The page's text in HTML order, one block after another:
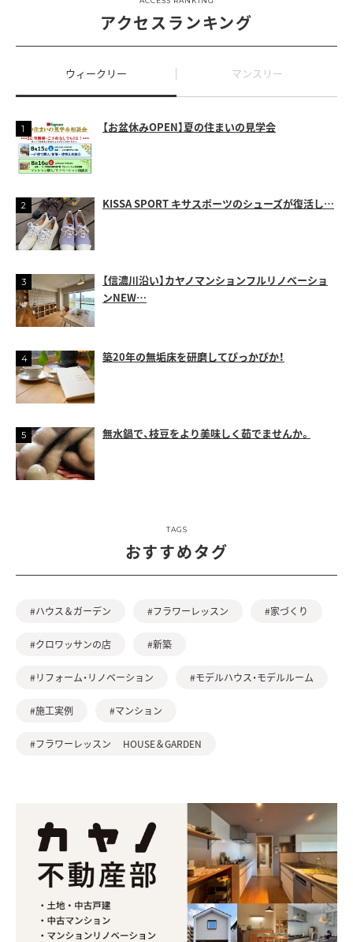
アクセスランキング
ウィークリー マンスリー
【お盆休みOPEN】夏の住まいの見学会
KISSA SPORT キサスポーツのシューズが復活し…
【信濃川沿い】カヤノマンションフルリノベーショ
ンNEW…
築20年の無垢床を研磨してぴっかぴか！
無水鍋で、枝豆をより美味しく茹でませんか。
TAGS
おすすめタグ
#ハウス＆ガーデン #フラワーレッスン #家づくり
#クロワッサンの店 #新築
#リフォーム・リノベーション #モデルハウス・モデルルーム
#施工実例 #マンション
#フラワーレッスン HOUSE＆GARDEN